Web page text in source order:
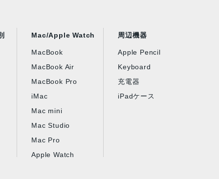
Mac/Apple Watch
MacBook
MacBook Air
MacBook Pro
iMac
Mac mini
Mac Studio
Mac Pro
Apple Watch
周辺機器
Apple Pencil
Keyboard
充電器
iPadケース